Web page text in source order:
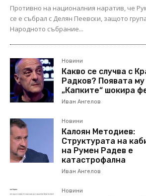
Противно на националния наратив, че
се е събрал с Делян Пеевски, защото
Народното събрание...
Новини
Какво се случва с
Радков? Появата му
„Капките“ шокира
Иван Ангелов
Новини
Калоян Методиев:
Структурата на
на Румен Радев е
катастрофална
Иван Ангелов
Новини